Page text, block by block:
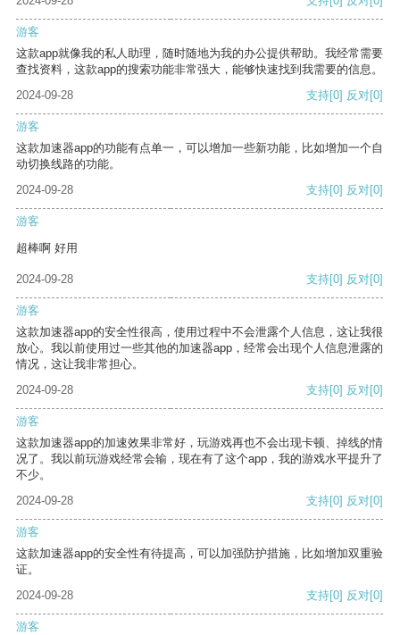
游客
这款app就像我的私人助理，随时随地为我的办公提供帮助。我经常需要
查找资料，这款app的搜索功能非常强大，能够快速找到我需要的信息。
2024-09-28
支持[0] 反对[0]
游客
这款加速器app的功能有点单一，可以增加一些新功能，比如增加一个自
动切换线路的功能。
2024-09-28
支持[0] 反对[0]
游客
超棒啊 好用
2024-09-28 支持[0] 反对[0]
游客
这款加速器app的安全性很高，使用过程中不会泄露个人信息，这让我很
放心。我以前使用过一些其他的加速器app，经常会出现个人信息泄露的
情况，这让我非常担心。
2024-09-28
支持[0] 反对[0]
游客
这款加速器app的加速效果非常好，玩游戏再也不会出现卡顿、掉线的情
况了。我以前玩游戏经常会输，现在有了这个app，我的游戏水平提升了
不少。
2024-09-28
支持[0] 反对[0]
游客
这款加速器app的安全性有待提高，可以加强防护措施，比如增加双重验
证。
2024-09-28
支持[0] 反对[0]
游客